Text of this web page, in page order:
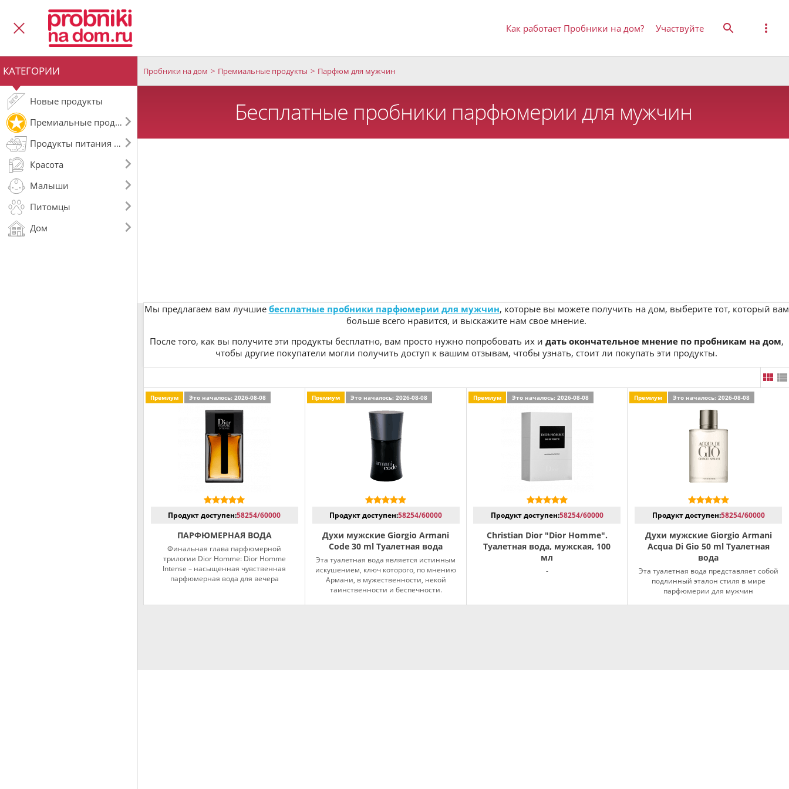
Как работает Пробники на дом? Участвуйте
КАТЕГОРИИ
Новые продукты
Премиальные продукты
Продукты питания и напитки
Красота
Малыши
Питомцы
Дом
Пробники на дом Премиальные продукты Парфюм для мужчин
Бесплатные пробники парфюмерии для мужчин
Мы предлагаем вам лучшие бесплатные пробники парфюмерии для мужчин, которые вы можете получить на дом, выберите тот, который вам
больше всего нравится, и выскажите нам свое мнение.
После того, как вы получите эти продукты бесплатно, вам просто нужно попробовать их и дать окончательное мнение по пробникам на дом,
чтобы другие покупатели могли получить доступ к вашим отзывам, чтобы узнать, стоит ли покупать эти продукты.
Премиум Это началось: 2026-08-08
Продукт доступен:58254/60000
ПАРФЮМЕРНАЯ ВОДА
Финальная глава парфюмерной
трилогии Dior Homme: Dior Homme
Intense – насыщенная чувственная
парфюмерная вода для вечера
Премиум Это началось: 2026-08-08
Продукт доступен:58254/60000
Духи мужские Giorgio Armani
Code 30 ml Туалетная вода
Эта туалетная вода является истинным
искушением, ключ которого, по мнению
Армани, в мужественности, некой
таинственности и беспечности.
Премиум Это началось: 2026-08-08
Продукт доступен:58254/60000
Christian Dior "Dior Homme".
Туалетная вода, мужская, 100
мл
-
Премиум Это началось: 2026-08-08
Продукт доступен:58254/60000
Духи мужские Giorgio Armani
Acqua Di Gio 50 ml Туалетная
вода
Эта туалетная вода представляет собой
подлинный эталон стиля в мире
парфюмерии для мужчин